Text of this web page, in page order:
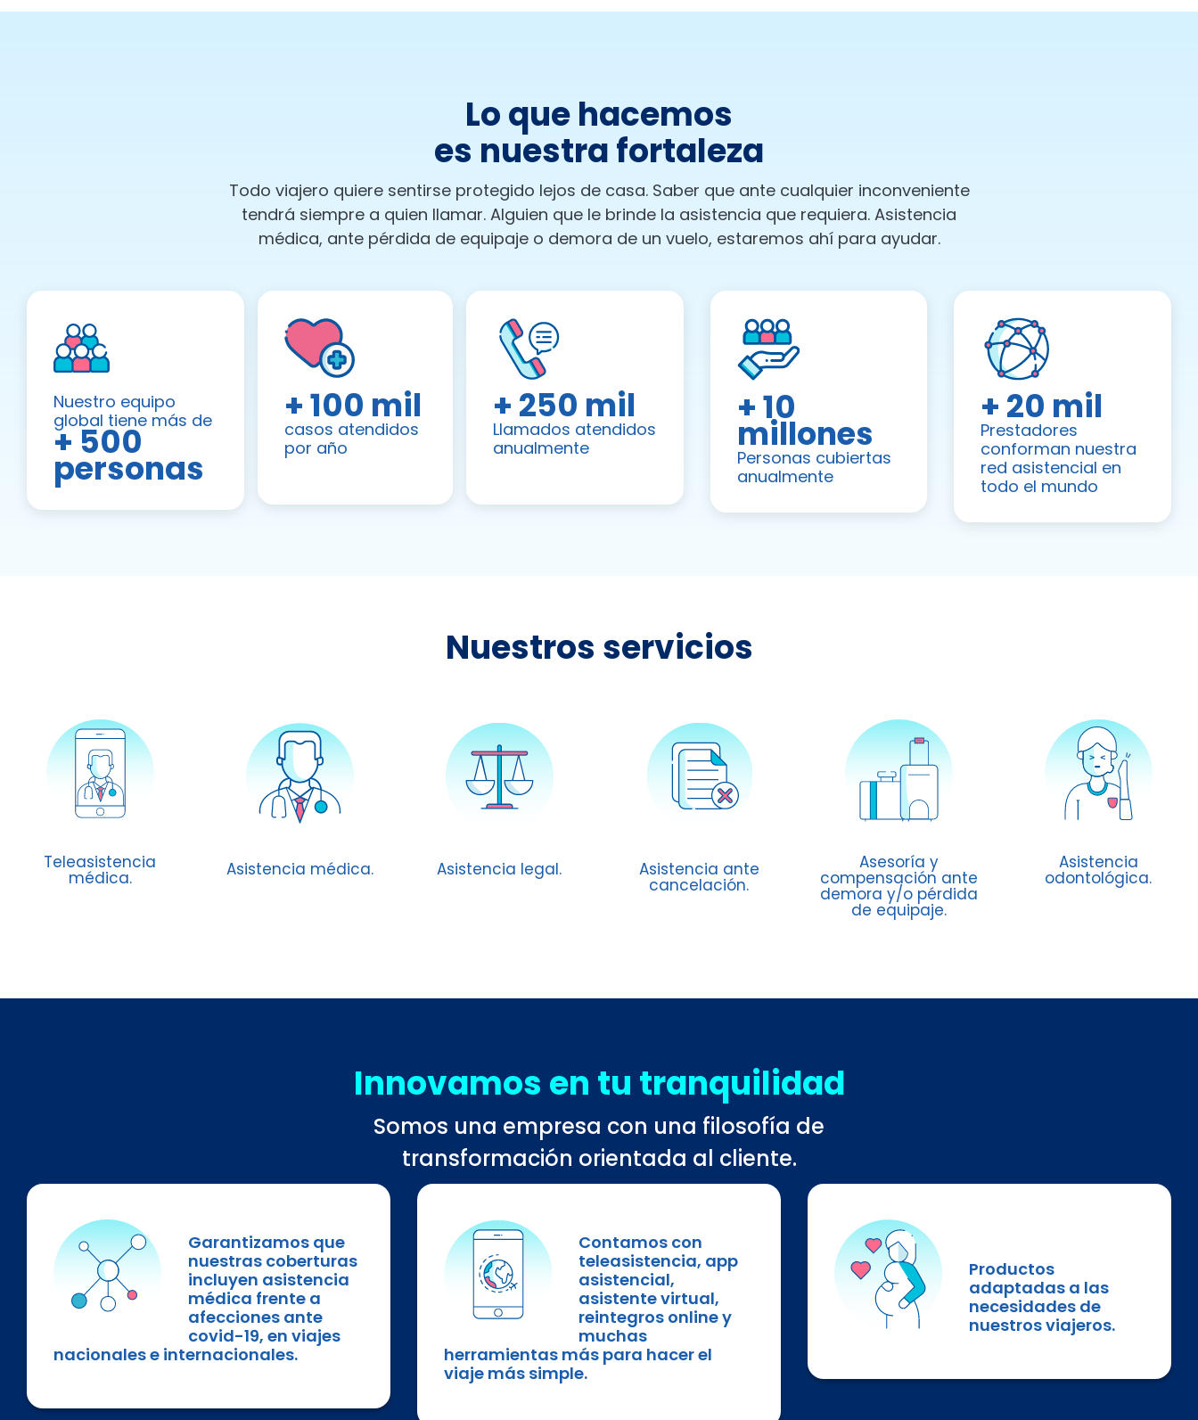
Lo que hacemos
es nuestra fortaleza
Todo viajero quiere sentirse protegido lejos de casa. Saber que ante cualquier inconveniente
tendrá siempre a quien llamar. Alguien que le brinde la asistencia que requiera. Asistencia
médica, ante pérdida de equipaje o demora de un vuelo, estaremos ahí para ayudar.
Nuestro equipo
global tiene más de
+ 500
personas
+ 100 mil
casos atendidos
por año
+ 250 mil
Llamados atendidos
anualmente
+ 10
millones
Personas cubiertas
anualmente
+ 20 mil
Prestadores
conforman nuestra
red asistencial en
todo el mundo
Nuestros servicios
Teleasistencia
médica. Asistencia médica. Asistencia legal. Asistencia ante
cancelación.
Asesoría y
compensación ante
demora y/o pérdida
de equipaje.
Asistencia
odontológica.
Innovamos en tu tranquilidad
Somos una empresa con una filosofía de
transformación orientada al cliente.
Garantizamos que
nuestras coberturas
incluyen asistencia
médica frente a
afecciones ante
covid-19, en viajes
nacionales e internacionales.
Contamos con
teleasistencia, app
asistencial,
asistente virtual,
reintegros online y
muchas
herramientas más para hacer el
viaje más simple.
Productos
adaptadas a las
necesidades de
nuestros viajeros.